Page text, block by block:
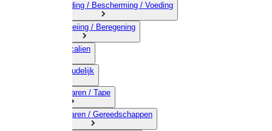
05) Bestrijding / Bescherming / Voeding
06) Besproeiing / Beregening
07) Chemicalien
08) Huishoudelijk
09) Touwwaren / Tape
10) IJzerwaren / Gereedschappen